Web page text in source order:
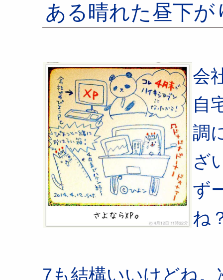
ある晴れた昼下が
会
自
調
ざ
ず
ね
7も結構いいけどね